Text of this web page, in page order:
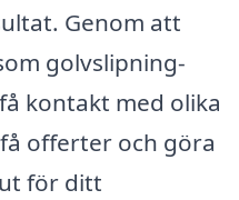
Genom att
golvslipning-
kontakt med olika
offerter och göra
för ditt